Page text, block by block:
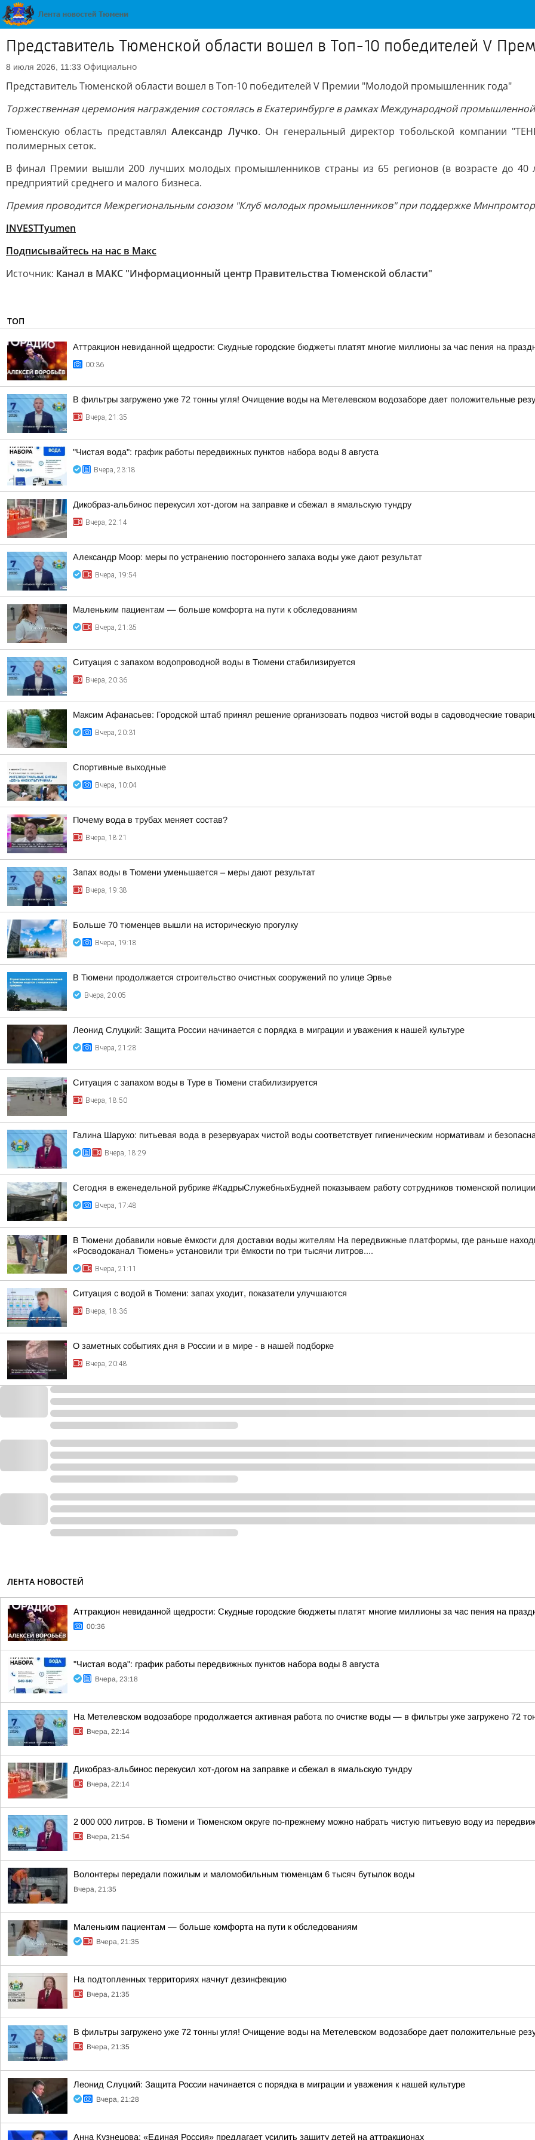
Представитель Тюменской области вошел в Топ-10 победителей V
8 июля 2026, 11:33 Официально
Представитель Тюменской области вошел в Топ-10 победителей V Премии "Молодой промышленник года"
Торжественная церемония награждения состоялась в Екатеринбурге в рамках Международной
Тюменскую область представлялАлександр Лучко. Он генеральный директор тобольской компании
полимерных сеток.
В финал Премии вышли 200 лучших молодых промышленников страны из 65 регионов (в возрасте до 40
предприятий среднего и малого бизнеса.
Премия проводится Межрегиональным союзом "Клуб молодых промышленников" при поддержке
INVESTTyumen
Подписывайтесь на нас в Макс
Источник: Канал в МАКС "Информационный центр Правительства Тюменской области"
ТОП
Аттракцион невиданной щедрости: Скудные городские бюджеты платят многие миллионы за час пения на
00:36
В фильтры загружено уже 72 тонны угля! Очищение воды на Метелевском водозаборе дает положительные
Вчера, 21:35
"Чистая вода": график работы передвижных пунктов набора воды 8 августа
Вчера, 23:18
Дикобраз-альбинос перекусил хот-догом на заправке и сбежал в ямальскую тундру
Вчера, 22:14
Александр Моор: меры по устранению постороннего запаха воды уже дают результат
Вчера, 19:54
Маленьким пациентам — больше комфорта на пути к обследованиям
Вчера, 21:35
Ситуация с запахом водопроводной воды в Тюмени стабилизируется
Вчера, 20:36
Максим Афанасьев: Городской штаб принял решение организовать подвоз чистой воды в садоводческие
Вчера, 20:31
Спортивные выходные
Вчера, 10:04
Почему вода в трубах меняет состав?
Вчера, 18:21
Запах воды в Тюмени уменьшается – меры дают результат
Вчера, 19:38
Больше 70 тюменцев вышли на историческую прогулку
Вчера, 19:18
В Тюмени продолжается строительство очистных сооружений по улице Эрвье
Вчера, 20:05
Леонид Слуцкий: Защита России начинается с порядка в миграции и уважения к нашей культуре
Вчера, 21:28
Ситуация с запахом воды в Туре в Тюмени стабилизируется
Вчера, 18:50
Галина Шарухо: питьевая вода в резервуарах чистой воды соответствует гигиеническим нормативам и
Вчера, 18:29
Сегодня в еженедельной рубрике #КадрыСлужебныхБудней показываем работу сотрудников тюменской
Вчера, 17:48
В Тюмени добавили новые ёмкости для доставки воды жителям На передвижные платформы, где раньше
«Росводоканал Тюмень» установили три ёмкости по три тысячи литров....
Вчера, 21:11
Ситуация с водой в Тюмени: запах уходит, показатели улучшаются
Вчера, 18:36
О заметных событиях дня в России и в мире - в нашей подборке
Вчера, 20:48
ЛЕНТА НОВОСТЕЙ
Аттракцион невиданной щедрости: Скудные городские бюджеты платят многие миллионы за час пения на
00:36
"Чистая вода": график работы передвижных пунктов набора воды 8 августа
Вчера, 23:18
На Метелевском водозаборе продолжается активная работа по очистке воды — в фильтры уже загружено 72
Вчера, 22:14
Дикобраз-альбинос перекусил хот-догом на заправке и сбежал в ямальскую тундру
Вчера, 22:14
2 000 000 литров. В Тюмени и Тюменском округе по-прежнему можно набрать чистую питьевую воду из
Вчера, 21:54
Волонтеры передали пожилым и маломобильным тюменцам 6 тысяч бутылок воды
Вчера, 21:35
Маленьким пациентам — больше комфорта на пути к обследованиям
Вчера, 21:35
На подтопленных территориях начнут дезинфекцию
Вчера, 21:35
В фильтры загружено уже 72 тонны угля! Очищение воды на Метелевском водозаборе дает положительные
Вчера, 21:35
Леонид Слуцкий: Защита России начинается с порядка в миграции и уважения к нашей культуре
Вчера, 21:28
Анна Кузнецова: «Единая Россия» предлагает усилить защиту детей на аттракционах